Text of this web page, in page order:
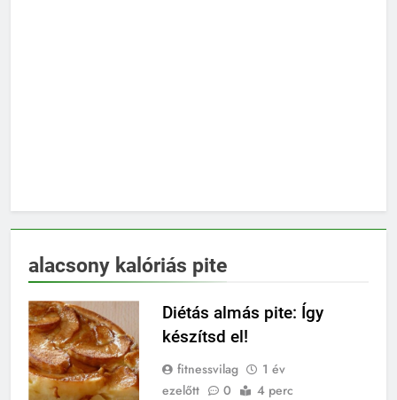
alacsony kalóriás pite
Diétás almás pite: Így
készítsd el!
fitnessvilag
1 év
ezelőtt
0 4 perc